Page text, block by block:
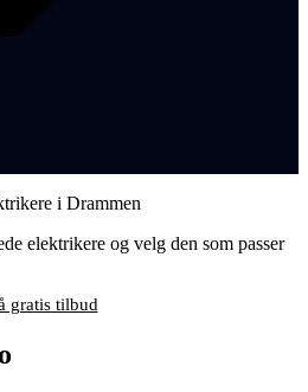
i Drammen
elektrikere og velg den som passer
gratis tilbud